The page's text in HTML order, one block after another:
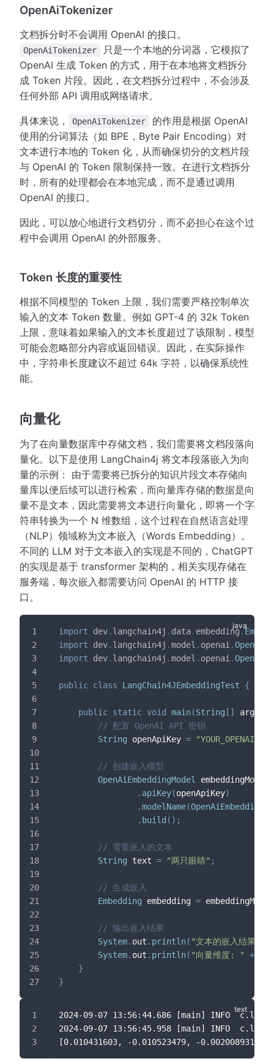
OpenAiTokenizer
文档拆分时不会调用 OpenAI 的接口。
OpenAiTokenizer
只是一个本地的分词器，它模拟了
OpenAI 生成 Token 的方式，用于在本地将文档拆分
成 Token 片段。因此，在文档拆分过程中，不会涉及
任何外部 API 调用或网络请求。
具体来说， OpenAiTokenizer
的作用是根据 OpenAI
使用的分词算法（如 BPE，Byte Pair Encoding）对
文本进行本地的 Token 化，从而确保切分的文档片段
与 OpenAI 的 Token 限制保持一致。在进行文档拆分
时，所有的处理都会在本地完成，而不是通过调用
OpenAI 的接口。
因此，可以放心地进行文档切分，而不必担心在这个过
程中会调用 OpenAI 的外部服务。
Token 长度的重要性
根据不同模型的 Token 上限，我们需要严格控制单次
输入的文本 Token 数量。例如 GPT-4 的 32k Token
上限，意味着如果输入的文本长度超过了该限制，模型
可能会忽略部分内容或返回错误。因此，在实际操作
中，字符串长度建议不超过 64k 字符，以确保系统性
能。
向量化
为了在向量数据库中存储文档，我们需要将文档段落向
量化。以下是使用 LangChain4j 将文本段落嵌入为向
量的示例： 由于需要将已拆分的知识片段文本存储向
量库以便后续可以进行检索，而向量库存储的数据是向
量不是文本，因此需要将文本进行向量化，即将一个字
符串转换为一个 N 维数组，这个过程在自然语言处理
（NLP）领域称为文本嵌入（Words Embedding）。
不同的 LLM 对于文本嵌入的实现是不同的，ChatGPT
的实现是基于 transformer 架构的，相关实现存储在
服务端，每次嵌入都需要访问 OpenAI 的 HTTP 接
口。
import dev. langchain4j . data. embedding.
import
dev. langchain4j .model . openai .
import
dev. langchain4j .model . openai .
public class LangChain4JEmbeddingTest {
public static void main(String [ ] args
// 配置 OpenAI API 密钥
String openApiKey =
// 创建嵌入模型
OpenAiEmbeddingModel
embeddingModel
. apiKey(openApiKey)
.modelName(
. build ( ) ;
// 需要嵌入的文本
String text = "两只眼睛" ;
// 生成嵌入
Embedding embedding = embeddingModel
// 输出嵌入结果
System. out . println( "文本的嵌入结果: "
System. out . println( "向量维度: " +
}
}
2024-09-07 13:56:44.686 [main] INFO
2024-09-07 13:56:45.958 [main] INFO
[0.010431603, -0.010523479, -